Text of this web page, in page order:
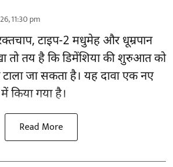
11:30 pm
टाइप-2 मधुमेह और धूम्रपान
तो तय है कि डिमेंशिया की शुरुआत को
जा सकता है। यह दावा एक नए
में किया गया है।
Read More